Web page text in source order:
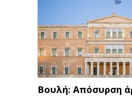
Βουλή: Απόσυρση